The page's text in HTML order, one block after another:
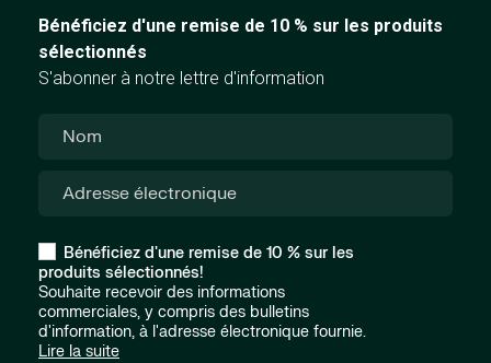
Bénéficiez d'une remise de 10 % sur les produits
sélectionnés
S'abonner à notre lettre d'information
Bénéficiez d'une remise de 10 % sur les
produits sélectionnés!
Souhaite recevoir des informations
commerciales, y compris des bulletins
d'information, à l'adresse électronique fournie.
Lire la suite